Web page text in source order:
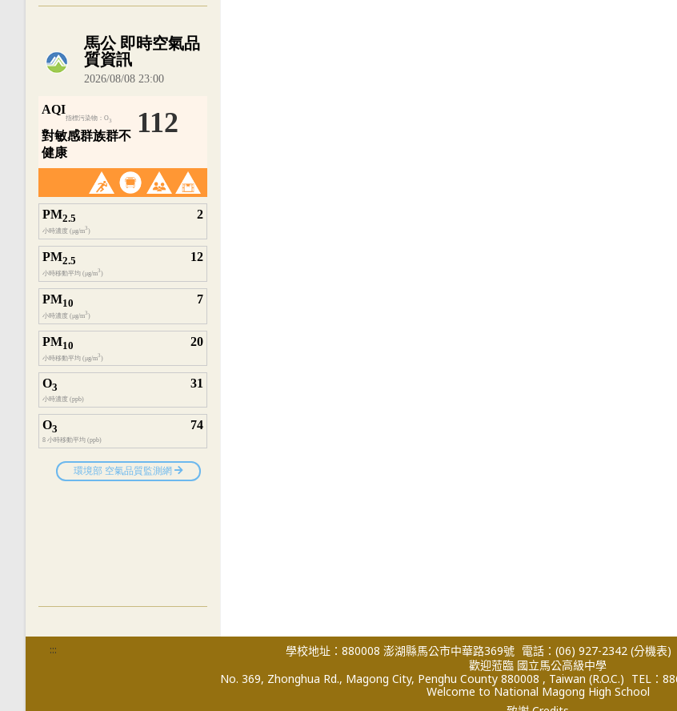
內嵌空氣品質小工具為視覺預覽，完整即時空氣品質資料請開啟
::: 學校地址：880008 澎湖縣馬公市中華路369號 電話：(06) 927-2342 (分機表)
歡迎蒞臨 國立馬公高級中學
No. 369, Zhonghua Rd., Magong City, Penghu County 880008 , Taiwan (R.O.C.) TEL：
Welcome to National Magong High School